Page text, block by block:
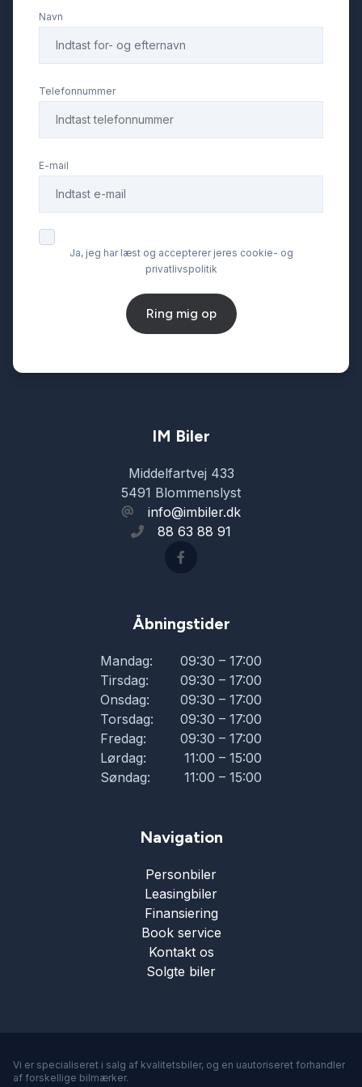
Højdejusterbare forsæder
Isofix
Kabinevarmer
Kørecomputer
Nøglefri betjening
Parkeringssensor bagved
Servostyring
Skiltegenkendelse
Træthedsregistrering
Navn
Telefonnummer
E-mail
Ja, jeg har læst og accepterer jeres cookie- og
privatlivspolitik
Ring mig op
IM Biler
Middelfartvej 433
5491 Blommenslyst
info@imbiler.dk
88 63 88 91
Åbningstider
Mandag:
09:30 – 17:00
Tirsdag:
09:30 – 17:00
Onsdag:
09:30 – 17:00
Torsdag:
09:30 – 17:00
Fredag:
09:30 – 17:00
Lørdag:
11:00 – 15:00
Søndag:
11:00 – 15:00
Navigation
Personbiler
Leasingbiler
Finansiering
Book service
Kontakt os
Solgte biler
Vi er specialiseret i salg af kvalitetsbiler, og en uautoriseret forhandler
af forskellige bilmærker.